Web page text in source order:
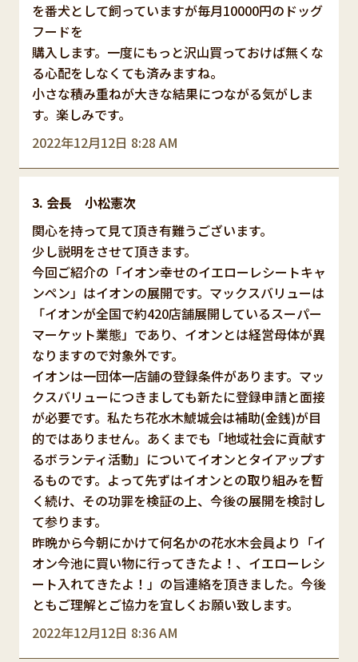
2022年12月12日 8:28 AM
を番犬として飼っていますが毎月10000円のドッグ
フードを
購入します。一度にもっと沢山買っておけば無くな
る心配をしなくても済みますね。
小さな積み重ねが大きな結果につながる気がしま
す。楽しみです。
会長 小松憲次
2022年12月12日 8:36 AM
関心を持って見て頂き有難うございます。
少し説明をさせて頂きます。
今回ご紹介の「イオン幸せのイエローレシートキャ
ンペン」はイオンの展開です。マックスバリューは
「イオンが全国で約420店舗展開しているスーパー
マーケット業態」であり、イオンとは経営母体が異
なりますので対象外です。
イオンは一団体一店舗の登録条件があります。マッ
クスバリューにつきましても新たに登録申請と面接
が必要です。私たち花水木鯱城会は補助(金銭)が目
的ではありません。あくまでも「地域社会に貢献す
るボランティ活動」についてイオンとタイアップす
るものです。よって先ずはイオンとの取り組みを暫
く続け、その功罪を検証の上、今後の展開を検討し
て参ります。
昨晩から今朝にかけて何名かの花水木会員より「イ
オン今池に買い物に行ってきたよ！、イエローレシ
ート入れてきたよ！」の旨連絡を頂きました。今後
ともご理解とご協力を宜しくお願い致します。